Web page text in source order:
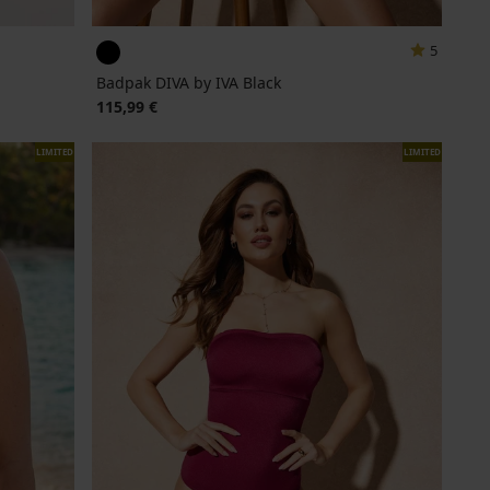
5
Badpak DIVA by IVA Black
115,99 €
LIMITED LIMITED